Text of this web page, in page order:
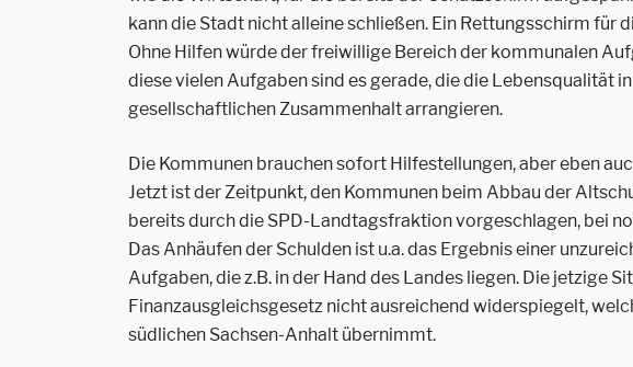
kann die Stadt nicht alleine schließen. Ein Rettungsschirm für
Ohne Hilfen würde der freiwillige Bereich der kommunalen
diese vielen Aufgaben sind es gerade, die die Lebensqualität
gesellschaftlichen Zusammenhalt arrangieren.
Die Kommunen brauchen sofort Hilfestellungen, aber eben
Jetzt ist der Zeitpunkt, den Kommunen beim Abbau der
bereits durch die SPD-Landtagsfraktion vorgeschlagen, bei
Das Anhäufen der Schulden ist u.a. das Ergebnis einer
Aufgaben, die z.B. in der Hand des Landes liegen. Die jetzige
Finanzausgleichsgesetz nicht ausreichend widerspiegelt,
südlichen Sachsen-Anhalt übernimmt.